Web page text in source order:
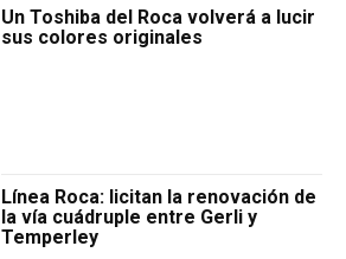
Un Toshiba del Roca volverá a lucir
sus colores originales
Línea Roca: licitan la renovación de
la vía cuádruple entre Gerli y
Temperley